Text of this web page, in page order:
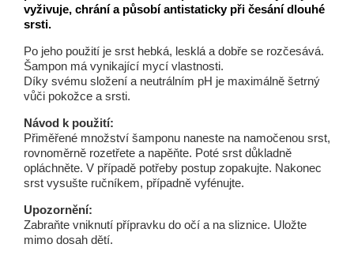
vyživuje, chrání a působí antistaticky při česání dlouhé
srsti.
Po jeho použití je srst hebká, lesklá a dobře se rozčesává.
Šampon má vynikající mycí vlastnosti.
Díky svému složení a neutrálním pH je maximálně šetrný
vůči pokožce a srsti.
Návod k použití:
Přiměřené množství šamponu naneste na namočenou srst,
rovnoměrně rozetřete a napěňte. Poté srst důkladně
opláchněte. V případě potřeby postup zopakujte. Nakonec
srst vysušte ručníkem, případně vyfénujte.
Upozornění:
Zabraňte vniknutí přípravku do očí a na sliznice. Uložte
mimo dosah dětí.